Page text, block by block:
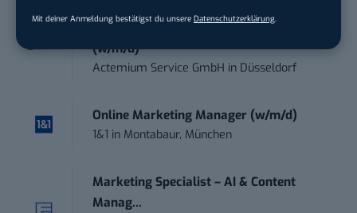
Mit deiner Anmeldung bestätigst du unsere Datenschutzerklärung
Referent Social Media / Content Creator
(w/m/d)
Actemium Service GmbH in Düsseldorf
Online Marketing Manager (w/m/d)
1&1 in Montabaur, München
Marketing Specialist – AI & Content
Manag...